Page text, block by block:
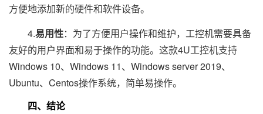
方便地添加新的硬件和软件设备。
4.易用性：为了方便用户操作和维护，工控机需要具备
友好的用户界面和易于操作的功能。这款4U工控机支持
Windows 10、Windows 11、Windows server 2019、
Ubuntu、Centos操作系统，简单易操作。
四、结论